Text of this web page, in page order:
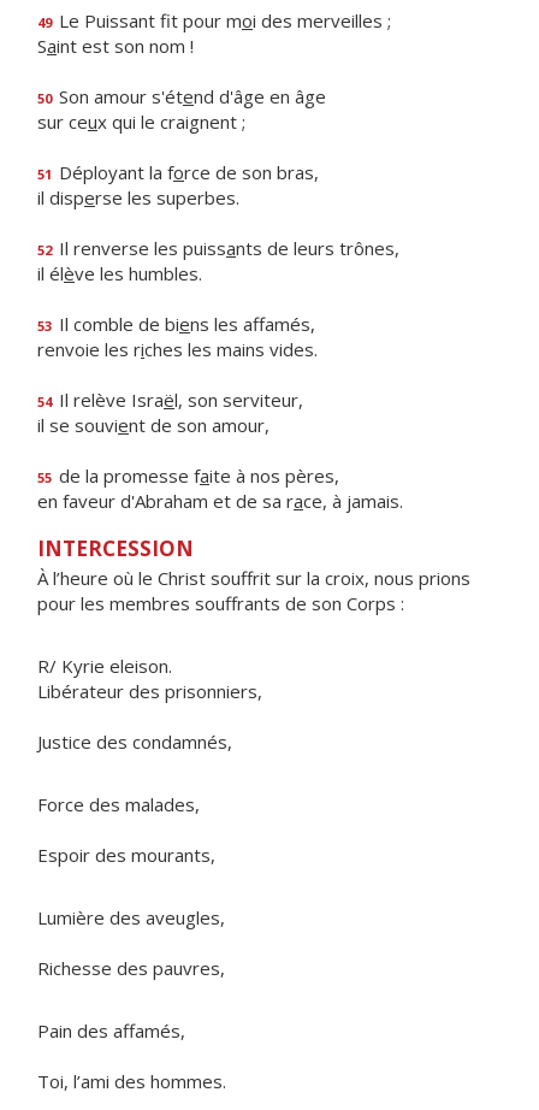
49 Le Puissant fit pour moi des merveilles ;
Saint est son nom !
50 Son amour s'étend d'âge en âge
sur ceux qui le craignent ;
51 Déployant la force de son bras,
il disperse les superbes.
52 Il renverse les puissants de leurs trônes,
il élève les humbles.
53 Il comble de biens les affamés,
renvoie les riches les mains vides.
54 Il relève Israël, son serviteur,
il se souvient de son amour,
55 de la promesse faite à nos pères,
en faveur d'Abraham et de sa race, à jamais.
INTERCESSION
À l’heure où le Christ souffrit sur la croix, nous prions
pour les membres souffrants de son Corps :
R/ Kyrie eleison.
Libérateur des prisonniers,
Justice des condamnés,
Force des malades,
Espoir des mourants,
Lumière des aveugles,
Richesse des pauvres,
Pain des affamés,
Toi, l’ami des hommes.